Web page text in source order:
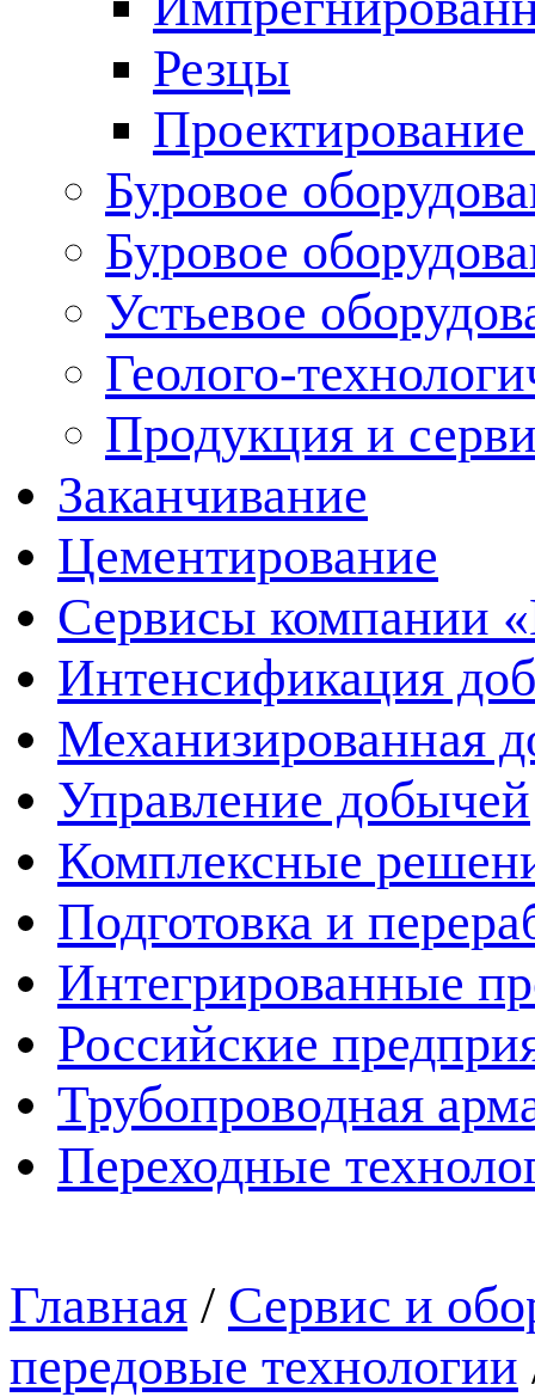
Резцы
Буровое
Буровое
Устьевое
Геолого-
Продукция и
Заканчивание
Цементирование
Сервисы компании
Интенсификация
Механизированная
Управление добычей
Комплексные
Подготовка и
Интегрированные
Российские
Трубопроводная
Переходные
Главная / Сервис и
передовые технологии